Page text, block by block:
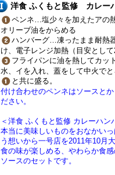
洋食 ふくもと監修 カレー
ペンネ…塩少々を加えたアの
オリーブ油をからめる
ハンバーグ…凍ったまま耐熱
け、電子レンジ加熱（目安とし
フライパンに油を熱してカッ
水、イを入れ、蓋をして中火で
と共に盛る。
付け合わせのペンネはソースと
ださい。
＜洋食 ふくもと監修 カレーハン
本当に美味しいものをおなかい
う想いから一号店を2011年10月
食の味が楽しめる、やわらか食
ソースのセットです。